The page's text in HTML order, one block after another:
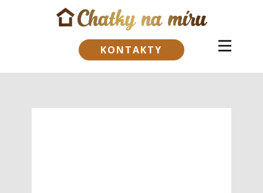
KONTAKTY